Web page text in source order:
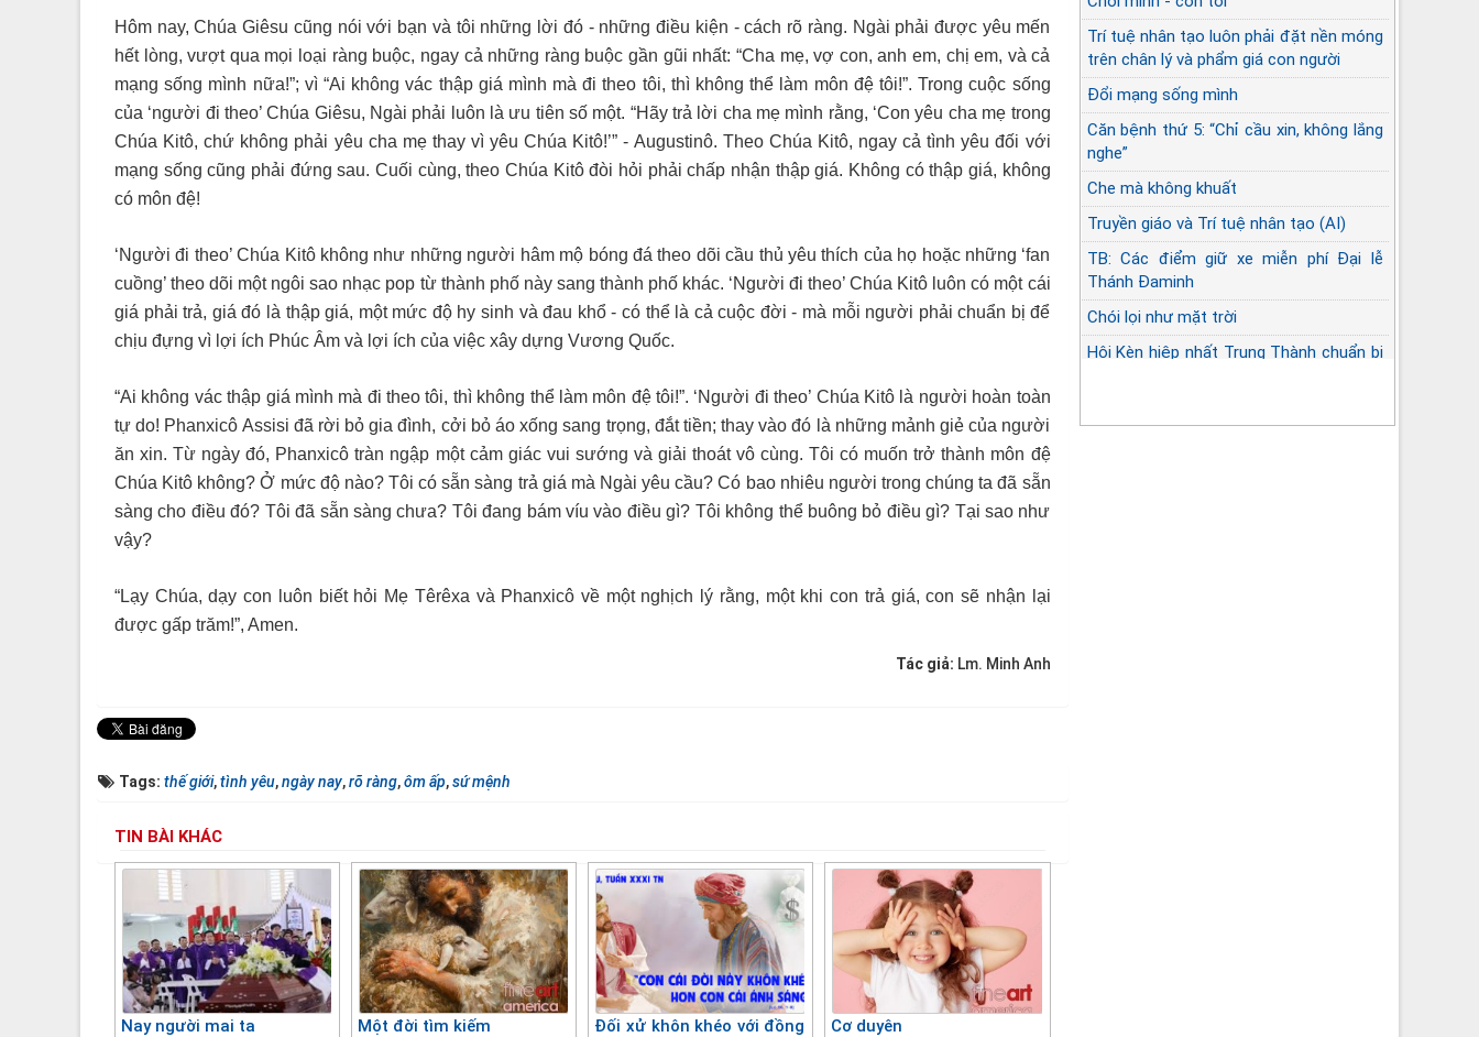
Hôm nay, Chúa Giêsu cũng nói với bạn và tôi những lời đó - những điều kiện - cách rõ ràng. Ngài phải được yêu mến
hết lòng, vượt qua mọi loại ràng buộc, ngay cả những ràng buộc gần gũi nhất: “Cha mẹ, vợ con, anh em, chị em, và cả
mạng sống mình nữa!”; vì “Ai không vác thập giá mình mà đi theo tôi, thì không thể làm môn đệ tôi!”. Trong cuộc sống
của ‘người đi theo’ Chúa Giêsu, Ngài phải luôn là ưu tiên số một. “Hãy trả lời cha mẹ mình rằng, ‘Con yêu cha mẹ trong
Chúa Kitô, chứ không phải yêu cha mẹ thay vì yêu Chúa Kitô!’” - Augustinô. Theo Chúa Kitô, ngay cả tình yêu đối với
mạng sống cũng phải đứng sau. Cuối cùng, theo Chúa Kitô đòi hỏi phải chấp nhận thập giá. Không có thập giá, không
có môn đệ!
‘Người đi theo’ Chúa Kitô không như những người hâm mộ bóng đá theo dõi cầu thủ yêu thích của họ hoặc những ‘fan
cuồng’ theo dõi một ngôi sao nhạc pop từ thành phố này sang thành phố khác. ‘Người đi theo’ Chúa Kitô luôn có một cái
giá phải trả, giá đó là thập giá, một mức độ hy sinh và đau khổ - có thể là cả cuộc đời - mà mỗi người phải chuẩn bị để
chịu đựng vì lợi ích Phúc Âm và lợi ích của việc xây dựng Vương Quốc.
“Ai không vác thập giá mình mà đi theo tôi, thì không thể làm môn đệ tôi!”. ‘Người đi theo’ Chúa Kitô là người hoàn toàn
tự do! Phanxicô Assisi đã rời bỏ gia đình, cởi bỏ áo xống sang trọng, đắt tiền; thay vào đó là những mảnh giẻ của người
ăn xin. Từ ngày đó, Phanxicô tràn ngập một cảm giác vui sướng và giải thoát vô cùng. Tôi có muốn trở thành môn đệ
Chúa Kitô không? Ở mức độ nào? Tôi có sẵn sàng trả giá mà Ngài yêu cầu? Có bao nhiêu người trong chúng ta đã sẵn
sàng cho điều đó? Tôi đã sẵn sàng chưa? Tôi đang bám víu vào điều gì? Tôi không thể buông bỏ điều gì? Tại sao như
vậy?
“Lạy Chúa, dạy con luôn biết hỏi Mẹ Têrêxa và Phanxicô về một nghịch lý rằng, một khi con trả giá, con sẽ nhận lại
được gấp trăm!”, Amen.
Tác giả: Lm. Minh Anh
Tags: thế giới,tình yêu,ngày nay,rõ ràng,ôm ấp,sứ mệnh
TIN BÀI KHÁC
Nay người mai ta Một đời tìm kiếm Đối xử khôn khéo với đồng Cơ duyên
Trí tuệ nhân tạo luôn phải đặt nền móng
trên chân lý và phẩm giá con người
Đổi mạng sống mình
Căn bệnh thứ 5: “Chỉ cầu xin, không lắng
nghe”
Che mà không khuất
Truyền giáo và Trí tuệ nhân tạo (AI)
TB: Các điểm giữ xe miễn phí Đại lễ
Thánh Đaminh
Chói lọi như mặt trời
Hội Kèn hiệp nhất Trung Thành chuẩn bị